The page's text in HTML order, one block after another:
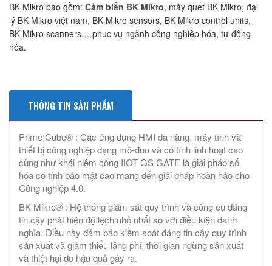
BK Mikro bao gồm: Cảm biến BK Mikro, máy quét BK Mikro, đại
lý BK Mikro việt nam, BK Mikro sensors, BK Mikro control units,
BK Mikro scanners,…phục vụ ngành công nghiệp hóa, tự động
hóa.
THÔNG TIN SẢN PHẨM
Prime Cube® : Các ứng dụng HMI đa năng, máy tính và
thiết bị công nghiệp dạng mô-đun và có tính linh hoạt cao
cũng như khái niệm cổng IIOT GS.GATE là giải pháp số
hóa có tính bảo mật cao mang đến giải pháp hoàn hảo cho
Công nghiệp 4.0.
BK Mikro® : Hệ thống giám sát quy trình và công cụ đáng
tin cậy phát hiện độ lệch nhỏ nhất so với điều kiện danh
nghĩa. Điều này đảm bảo kiểm soát đáng tin cậy quy trình
sản xuất và giảm thiểu lãng phí, thời gian ngừng sản xuất
và thiệt hại do hậu quả gây ra.